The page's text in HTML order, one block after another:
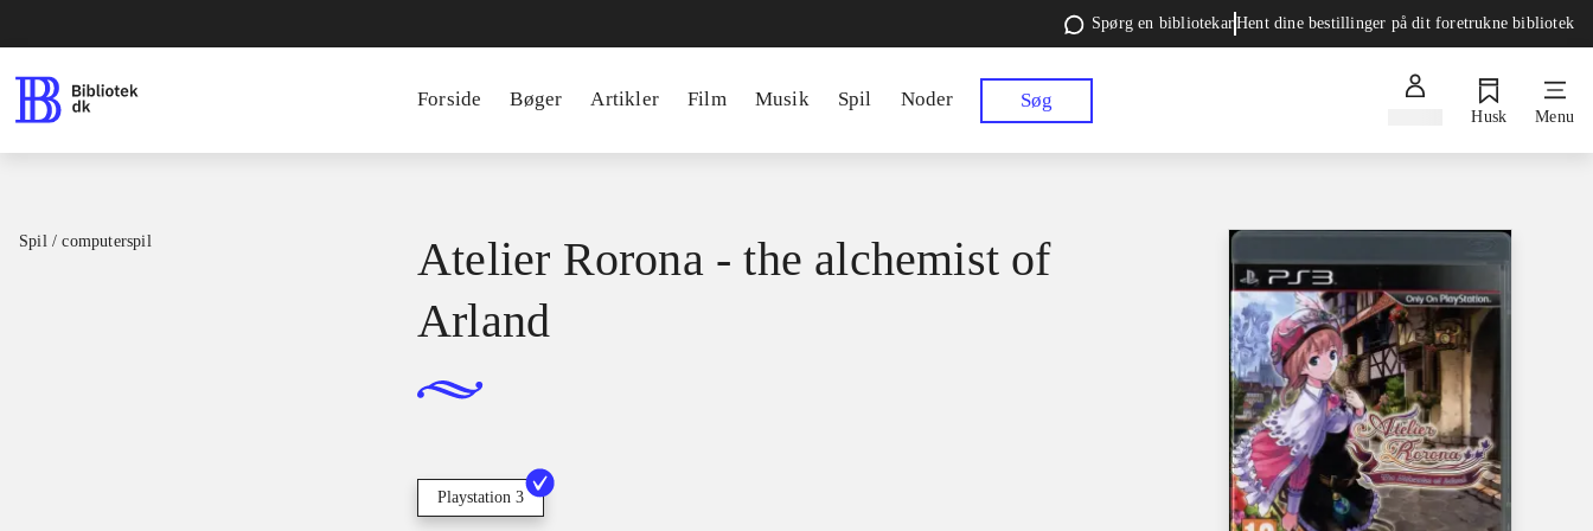
Spørg en bibliotekarHent dine bestillinger på dit foretrukne bibliotek
Forside Bøger Artikler Film Musik Spil Noder Søg
Husk Menu
Spil / computerspil
Atelier Rorona - the alchemist of
Arland
Playstation 3